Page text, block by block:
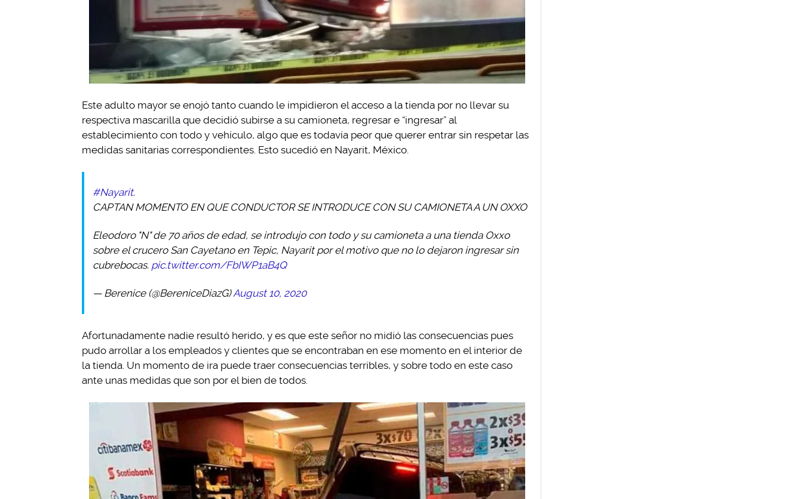
Este adulto mayor se enojó tanto cuando le impidieron el acceso a la tienda por no llevar su
respectiva mascarilla que decidió subirse a su camioneta, regresar e “ingresar” al
establecimiento con todo y vehículo, algo que es todavía peor que querer entrar sin respetar las
medidas sanitarias correspondientes. Esto sucedió en Nayarit, México.
#Nayarit.
CAPTAN MOMENTO EN QUE CONDUCTOR SE INTRODUCE CON SU CAMIONETA A UN OXXO
Eleodoro "N" de 70 años de edad, se introdujo con todo y su camioneta a una tienda Oxxo
sobre el crucero San Cayetano en Tepic, Nayarit por el motivo que no lo dejaron ingresar sin
cubrebocas. pic.twitter.com/FbIWP1aB4Q
— Berenice (@BereniceDiazG)August 10, 2020
Afortunadamente nadie resultó herido, y es que este señor no midió las consecuencias pues
pudo arrollar a los empleados y clientes que se encontraban en ese momento en el interior de
la tienda. Un momento de ira puede traer consecuencias terribles, y sobre todo en este caso
ante unas medidas que son por el bien de todos.